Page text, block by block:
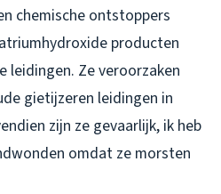
chemische ontstoppers
producten
leidingen. Ze veroorzaken
gietijzeren leidingen in
zijn ze gevaarlijk, ik heb
omdat ze morsten